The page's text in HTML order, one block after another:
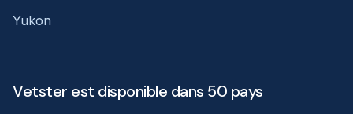
Yukon
Vetster est disponible dans 50 pays